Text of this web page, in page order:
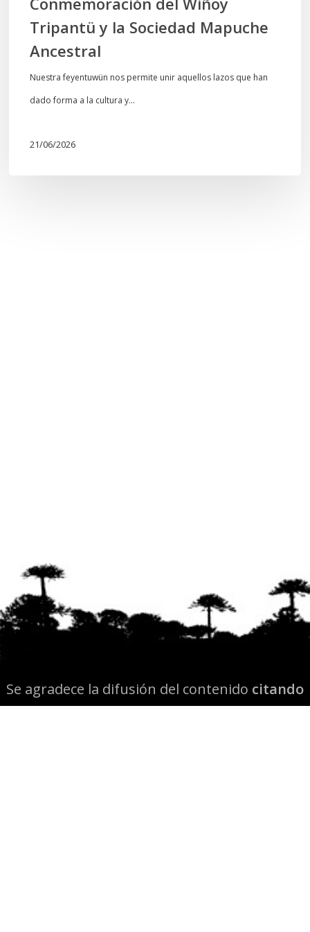
Tripantü y la Sociedad Mapuche
Ancestral
Nuestra feyentuwün nos permite unir aquellos lazos que han
dado forma a la cultura y…
21/06/2026
Se agradece la difusión del contenido citando
la fuente www.mapuexpress.org